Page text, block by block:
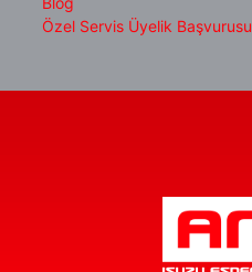
Özel Servis Üyelik Başvurusu